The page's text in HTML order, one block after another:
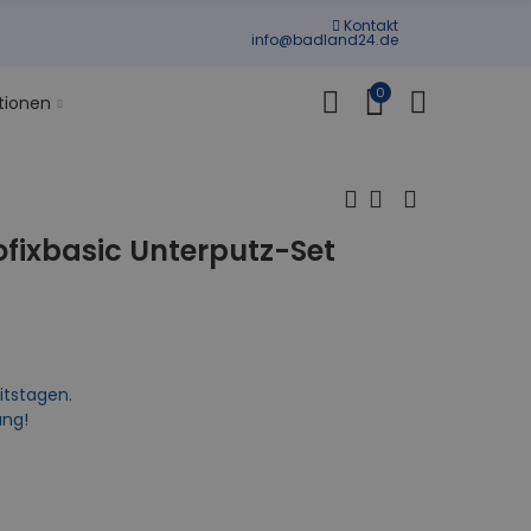
Kontakt
info@badland24.de
0
Unterputz-Set